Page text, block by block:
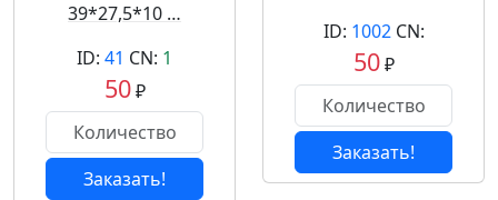
39*27,5*10 …
ID: 41 CN: 1
50₽
Заказать!
ID: 1002CN:
50₽
Заказать!